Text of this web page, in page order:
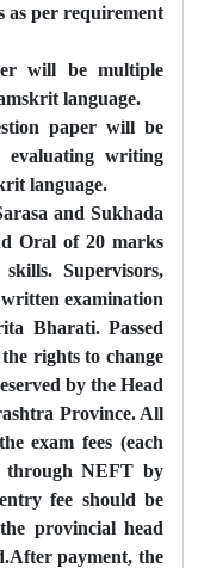
as per requirement
will be multiple
language.
paper will be
writing
language.
and Sukhada
Oral of 20 marks
Supervisors,
examination
Bharati. Passed
rights to change
by the Head
Province. All
exam fees (each
through NEFT by
fee should be
provincial head
payment, the